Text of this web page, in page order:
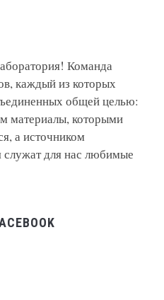
Команда
каждый из которых
общей целью:
материалы, которыми
а источником
служат для нас любимые